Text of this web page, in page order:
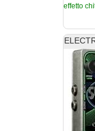
effetto